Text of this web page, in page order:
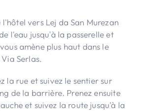
l'hôtel vers Lej da San Murezan
l'eau jusqu'à la passerelle et
amène plus haut dans le
Serlas.
la rue et suivez le sentier sur
de la barrière. Prenez ensuite
et suivez la route jusqu'à la